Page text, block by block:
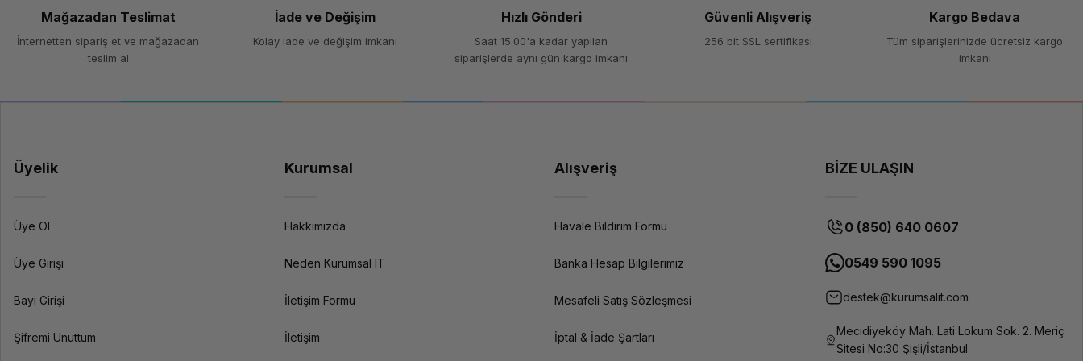
Gold
Teknik Özellikler
Özellikler
Uyumluluk
Mağazadan Teslimat
İnternetten sipariş et ve mağazadan
teslim al
İade ve Değişim
Kolay iade ve değişim imkanı
Hızlı Gönderi
Saat 15.00'a kadar yapılan
siparişlerde aynı gün kargo imkanı
Güvenli Alışveriş
256 bit SSL sertifikası
Kargo Bedava
Tüm siparişlerinizde ücretsiz kargo
imkanı
Üyelik
Üye Ol
Üye Girişi
Bayi Girişi
Şifremi Unuttum
Kurumsal
Hakkımızda
Neden Kurumsal IT
İletişim Formu
İletişim
Alışveriş
Havale Bildirim Formu
Banka Hesap Bilgilerimiz
Mesafeli Satış Sözleşmesi
İptal & İade Şartları
BİZE ULAŞIN
0 (850) 640 0607
0549 590 1095
destek@kurumsalit.com
Mecidiyeköy Mah. Lati Lokum Sok. 2. Meriç
Sitesi No:30 Şişli/İstanbul